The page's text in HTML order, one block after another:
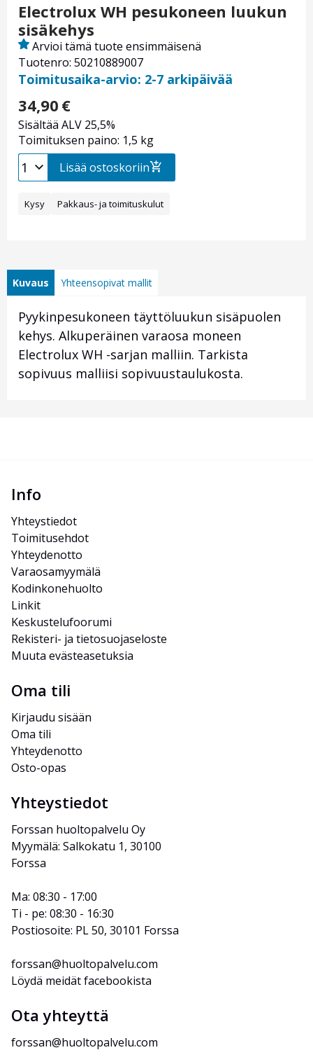
Electrolux WH pesukoneen luukun
sisäkehys
Tuotenro: 50210889007
Arvioi tämä tuote ensimmäisenä
Toimitusaika-arvio: 2-7 arkipäivää
34,90 €
Sisältää ALV 25,5%
Toimituksen paino: 1,5 kg
Lisää ostoskoriin
Kysy Pakkaus- ja toimituskulut
Kuvaus Yhteensopivat mallit
Pyykinpesukoneen täyttöluukun sisäpuolen
kehys. Alkuperäinen varaosa moneen
Electrolux WH -sarjan malliin. Tarkista
sopivuus malliisi sopivuustaulukosta.
Info
Yhteystiedot
Toimitusehdot
Yhteydenotto
Varaosamyymälä
Kodinkonehuolto
Linkit
Keskustelufoorumi
Rekisteri- ja tietosuojaseloste
Muuta evästeasetuksia
Oma tili
Kirjaudu sisään
Oma tili
Yhteydenotto
Osto-opas
Yhteystiedot
Forssan huoltopalvelu Oy
Myymälä: Salkokatu 1, 30100
Forssa
Ma: 08:30 - 17:00
Ti - pe: 08:30 - 16:30
Postiosoite: PL 50, 30101 Forssa
forssan@huoltopalvelu.com
Löydä meidät facebookista
Ota yhteyttä
forssan@huoltopalvelu.com